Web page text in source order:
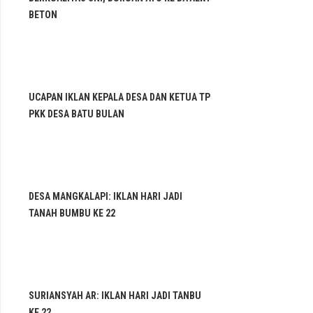
BETON
UCAPAN IKLAN KEPALA DESA DAN KETUA TP
PKK DESA BATU BULAN
DESA MANGKALAPI: IKLAN HARI JADI
TANAH BUMBU KE 22
SURIANSYAH AR: IKLAN HARI JADI TANBU